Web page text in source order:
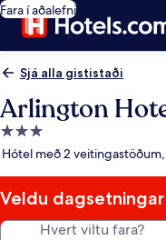
Fara í aðalefni
Sjá alla gististaði
Arlington
3.0
stjörnu
Hótel með 2
Veldu
Hvert viltu fara?